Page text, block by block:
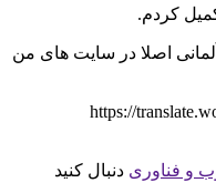
کردم.
اصلا در سایت های من
https://
و فناوری دنبال کنید